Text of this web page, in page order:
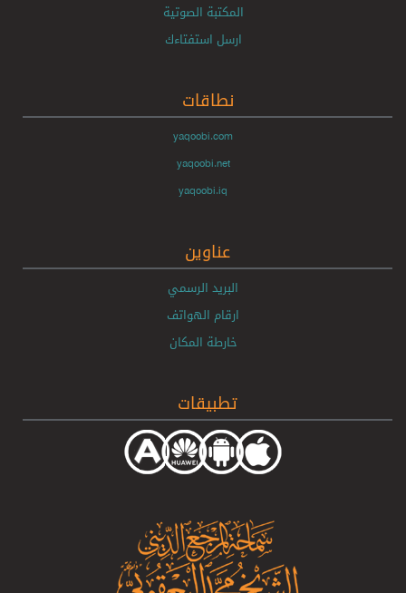
المكتبة الصوتية
ارسل استفتاءك
نطاقات
yaqoobi.com
yaqoobi.net
yaqoobi.iq
عناوين
البريد الرسمي
ارقام الهواتف
خارطة المكان
تطبيقات